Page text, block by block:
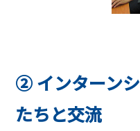
② インターン
たちと交流